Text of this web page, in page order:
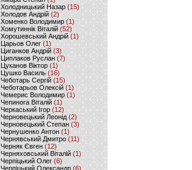
Холодницький Назар(15)
Холодов Андрій (2)
Хоменко Володимир (1)
Хомутиннік Віталій (52)
Хорошевський Андрій (1)
Царьов Олег (1)
Циганков Андрій (3)
Циплаков Руслан(7)
Цуканов Віктор (1)
Цушко Василь (16)
Чеботарь Сергій (15)
Чеботарьов Олексій (1)
Чемерис Володимир (1)
Чепинога Віталій (1)
Черкаський Ігор (12)
Черновецький Леонід(2)
Черновецький Степан (3)
Чернушенко Антон (1)
Чернявський Дмитро(11)
Черняк Євген(12)
Черняховський Віталій (1)
Черпіцький Олег (6)
Черпіцький Олександр (6)